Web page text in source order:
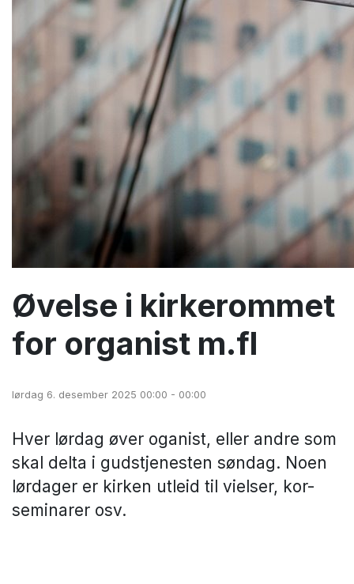
Øvelse i kirkerommet
for organist m.fl
lørdag 6. desember 2025 00:00 - 00:00
Hver lørdag øver oganist, eller andre som
skal delta i gudstjenesten søndag. Noen
lørdager er kirken utleid til vielser, kor-
seminarer osv.